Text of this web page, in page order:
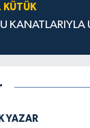
KÜTÜK
KANATLARIYLA
YAZAR